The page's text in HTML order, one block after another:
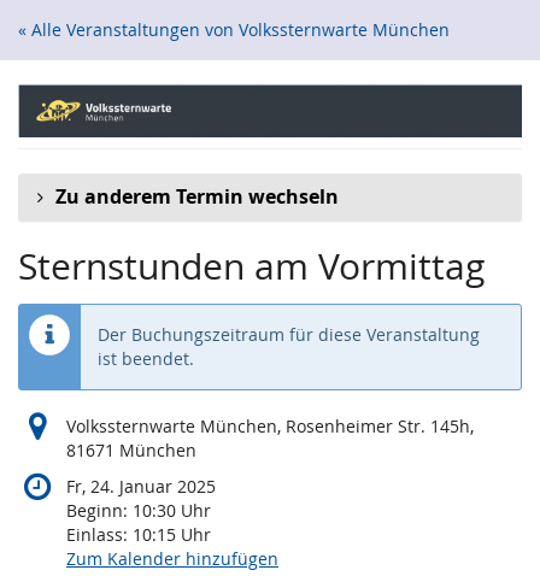
Zum
« Alle Veranstaltungen von Volkssternwarte München
Zu anderem Termin wechseln
Sternstunden am Vormittag
Der Buchungszeitraum für diese Veranstaltung
ist beendet.
Volkssternwarte München, Rosenheimer Str. 145h,
81671 München
Fr, 24. Januar 2025
Beginn: 10:30 Uhr
Einlass: 10:15 Uhr
Zum Kalender hinzufügen